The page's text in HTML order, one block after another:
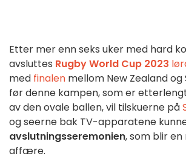
Etter mer enn seks uker med hard
avsluttes Rugby World Cup 2023
med finalen mellom New Zealand
før denne kampen, som er
av den ovale ballen, vil tilskuerne på
og seerne bak TV-apparatene
avslutningsseremonien, som blir en
affære.